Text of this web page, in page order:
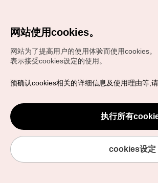
Copyrights (c) 韩国旅游发展局版权所有
VISITKOREA官方邮箱
chnsim@knto.or.kr
网站使用cookies。
网站为了提高用户的使用体验而使用cookies。
表示接受cookies设定的使用。
预确认cookies相关的详细信息及使用理由等,
执行所有
cookies设定